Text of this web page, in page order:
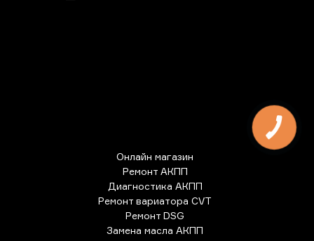
Онлайн магазин
Ремонт АКПП
Диагностика АКПП
Ремонт вариатора CVT
Ремонт DSG
Замена масла АКПП